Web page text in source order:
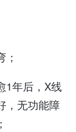
1年后，X线
，无功能障